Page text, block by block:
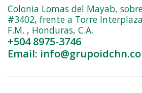
Colonia Lomas del Mayab,
#3402, frente a Torre
F.M. , Honduras, C.A.
+504 8975-3746
Email: